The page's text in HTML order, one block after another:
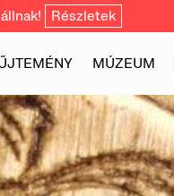
Részletek
MÚZEUM